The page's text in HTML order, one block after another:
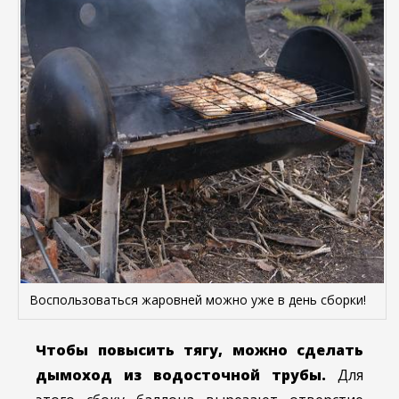
Воспользоваться жаровней можно уже в день сборки!
Чтобы повысить тягу, можно сделать
дымоход из водосточной трубы. Для